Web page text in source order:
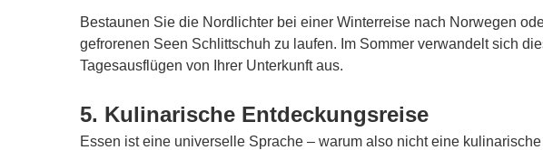
Bestaunen Sie die Nordlichter bei einer Winterreise nach Norwegen
gefrorenen Seen Schlittschuh zu laufen. Im Sommer verwandelt sich
Tagesausflügen von Ihrer Unterkunft aus.
5. Kulinarische Entdeckungsreise
Essen ist eine universelle Sprache – warum also nicht eine